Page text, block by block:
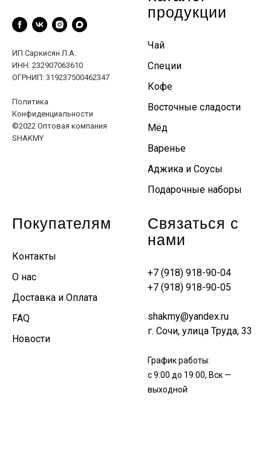
ИП Саркисян Л.А.
ИНН: 232907063610
ОГРНИП: 319237500462347
Политика
Конфиденциальности
©2022 Оптовая компания
SHAKMY
продукции
Чай
Специи
Кофе
Восточные сладости
Мёд
Варенье
Аджика и Соусы
Подарочные наборы
Покупателям
Контакты
О нас
Доставка и Оплата
FAQ
Новости
Связаться с
нами
+7 (918) 918-90-04
+7 (918) 918-90-05
shakmy@yandex.ru
г. Сочи, улица Труда, 33
График работы:
с 9:00 до 19:00, Вск —
выходной